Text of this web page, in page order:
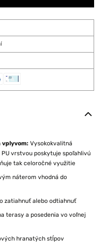
vplyvom: Vysokokvalitná
vrstvou poskytuje spoľahlivú
tak celoročné využitie
náterom vhodná do
zatiahnuť alebo odtiahnuť
terasy a posedenia vo voľnej
hranatých stĺpov